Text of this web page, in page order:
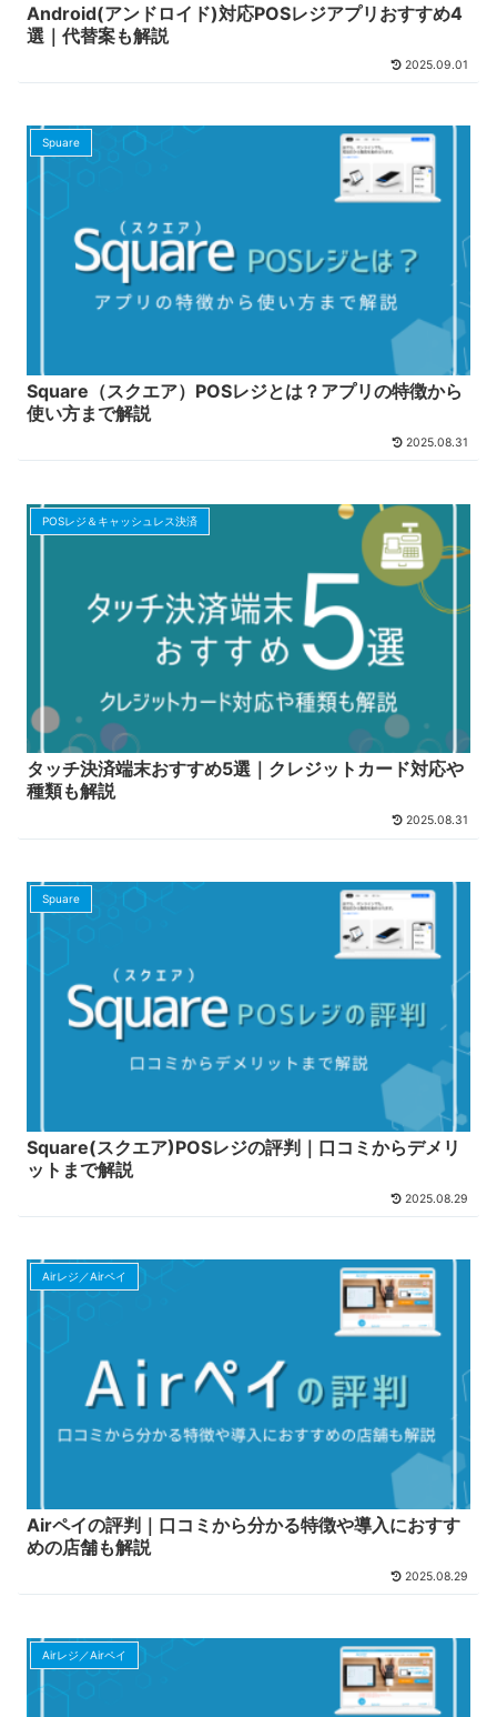
Android(アンドロイド)対応POSレジアプリおすすめ4
選｜代替案も解説
2025.09.01
Spuare
Square（スクエア）POSレジとは？アプリの特徴から
使い方まで解説
2025.08.31
POSレジ＆キャッシュレス決済
タッチ決済端末おすすめ5選｜クレジットカード対応や
種類も解説
2025.08.31
Spuare
Square(スクエア)POSレジの評判｜口コミからデメリ
ットまで解説
2025.08.29
Airレジ／Airペイ
Airペイの評判｜口コミから分かる特徴や導入におすす
めの店舗も解説
2025.08.29
Airレジ／Airペイ